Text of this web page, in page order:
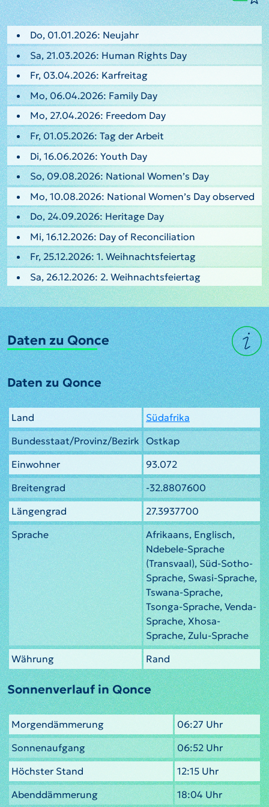
Do, 01.01.2026: Neujahr
Sa, 21.03.2026: Human Rights Day
Fr, 03.04.2026: Karfreitag
Mo, 06.04.2026: Family Day
Mo, 27.04.2026: Freedom Day
Fr, 01.05.2026: Tag der Arbeit
Di, 16.06.2026: Youth Day
So, 09.08.2026: National Women’s Day
Mo, 10.08.2026: National Women’s Day observed
Do, 24.09.2026: Heritage Day
Mi, 16.12.2026: Day of Reconciliation
Fr, 25.12.2026: 1. Weihnachtsfeiertag
Sa, 26.12.2026: 2. Weihnachtsfeiertag
Daten zu Qonce
Daten zu Qonce
Land
Südafrika
Bundesstaat/Provinz/Bezirk Ostkap
Einwohner
93.072
Breitengrad
-32.8807600
Längengrad
27.3937700
Sprache
Afrikaans, Englisch,
Ndebele-Sprache
(Transvaal), Süd-Sotho-
Sprache, Swasi-Sprache,
Tswana-Sprache,
Tsonga-Sprache, Venda-
Sprache, Xhosa-
Sprache, Zulu-Sprache
Währung
Rand
Sonnenverlauf in Qonce
Morgendämmerung
06:27 Uhr
Sonnenaufgang
06:52 Uhr
Höchster Stand
12:15 Uhr
Abenddämmerung
18:04 Uhr